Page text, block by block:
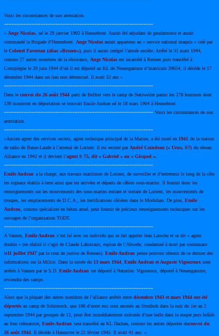
Voici les circonstances de son arrestation.
-------------------------------------------------------------
« Ange Nicolas, né le 29 janvier 1902 à Hennebont. Aurait été adjudant de gendarmerie et aurait
commandé la Brigade d’Hennebont. Ange Nicolas aurait appartenu au « service national maquis » créé par
le Colonel Favereau (alias «Brozen») , puis il aurait intégré l’armée secrète. Arrêté le 31 mars 1944,
comme 27 autres membres de la résistance, Ange Nicolas est incarcéré à Rennes puis transféré à
Compiègne le 29 juin 1944 d’où il est déporté au KL de Neuengamme n°matricule 39654, il décède le 17
décembre 1944 dans un lieu non déterminé. Il avait 32 ans ».
-------------------------------------------------------------
Dans le convoi du 26 août 1944 parti de Belfort vers le camp de Natzweiler parmi les 278 hommes dont
139 mourront en déportation se trouvait Emile Audran né le 18 mars 1904 à Hennebont.
------------------------------------------------------------- Voici les circonstances de son
arrestation.
-------------------------------------------------------------
«Ancien agent des services secrets, agent technique principal de la Marine, a été muté en 1941 de la station
de radio de Basse-Lande à l’arsenal de Lorient. Il est recruté par André Coindeau (« Urus, S7) du réseau
Alliance en 1942 et il devient l’agent S 75, dit « Gabriel » ou « Gicquel ».
-------------------------------------------------------------
Emile Audran a la charge, aux travaux maritimes de Lorient, de surveiller et d’entretenir le long de la côte
les signaux établis à terre ainsi que les arrivées et départs de câbles sous-marins. Il fournit donc les
renseignements sur les mouvements des sous-marins entrant et sortant de Lorient, les mouvements de
troupes, les emplacements de D.C.A., les fortifications côtières dans le Morbihan. De plus, Emile
Audran , comme spécialiste en béton armé, peut fournir de précieux renseignements techniques sur les
ouvrages de l’organisation TODT.
-------------------------------------------------------------
A Vannes, Emile Audran s’est lié avec un individu qui se fait appeler Jean Laroche et se dit « agent
double » (en réalité il s’agit de Claude Laboriaux, espion de l’Abwehr, condamné à mort par contumace
le11 juillet 1947 par la cour de justice de Rennes). Emile Audran pense pouvoir obtenir de ce dernier des
informations sur la Milice. Dans la soirée du 13 mars 1944 Emile Audran et Auguste Vigouroux sont
arrêtés à Vannes par le S.D. Emile Audran est déporté à Natzeiler. Vigouroux, déporté à Neuengamme,
reviendra des camps.
-------------------------------------------------------------
Alors que la plupart des autres membres de l’alliance arrêtés entre décembre 1943 et mars 1944 ont été
déportés au camp de Schirmeck, que 106 d’entre eux sont amenés au Struthoh dans la nuit du 1er au 2
septembre 1944 par groupes de 12, pour être immédiatement exécutés d’une balle dans la nuque puis brûlés
au four crématoire, Emile Audran sera transféré au KL Dachau, comme les autres déportés duconvoi du
26 août 1944 . Il décède à Hannovre le 22 février 1945. Il avait 41 ans. ».